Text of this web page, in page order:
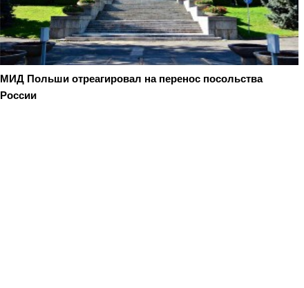
МИД Польши отреагировал на перенос посольства
России